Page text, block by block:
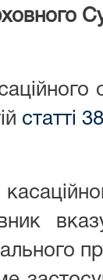
статті